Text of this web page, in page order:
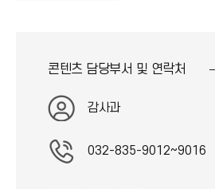
가
콘텐츠 담당부서 및 연락처
감사과
032-835-9012~9016